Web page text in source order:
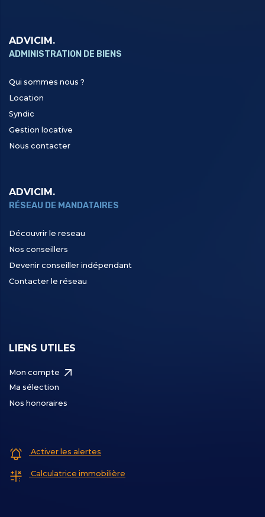
ADVICIM.
ADMINISTRATION DE BIENS
Qui sommes nous ?
Location
Syndic
Gestion locative
Nous contacter
ADVICIM.
RÉSEAU DE MANDATAIRES
Découvrir le reseau
Nos conseillers
Devenir conseiller indépendant
Contacter le réseau
LIENS UTILES
Mon compte
Ma sélection
Nos honoraires
Activer les alertes
Calculatrice immobilière